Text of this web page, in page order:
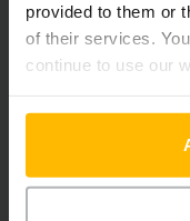
provided to them or
of their services.
continue to use our
Technische
Batterie Baujahr